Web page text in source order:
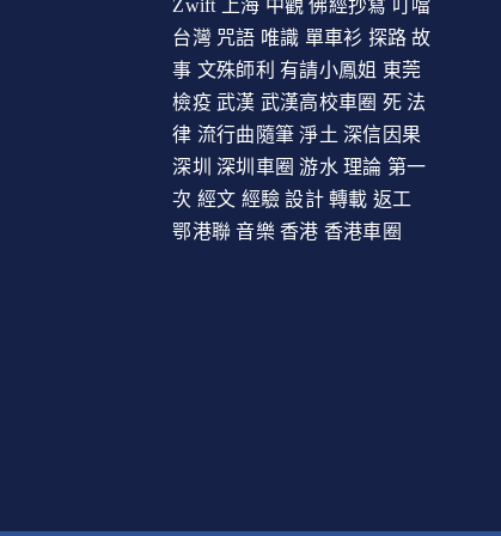
Zwift 上海 中觀 佛經抄寫 叮噹
台灣 咒語 唯識 單車衫 探路 故
事 文殊師利 有請小鳳姐 東莞
檢疫 武漢 武漢高校車圈 死 法
律 流行曲隨筆 淨土 深信因果
深圳
深圳車圈 游水 理論 第一
次 經文 經驗 設計 轉載 返工
鄂港聯 音樂 香港 香港車圈